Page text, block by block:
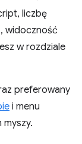
liczbę
widoczność
w rozdziale
preferowany
i menu